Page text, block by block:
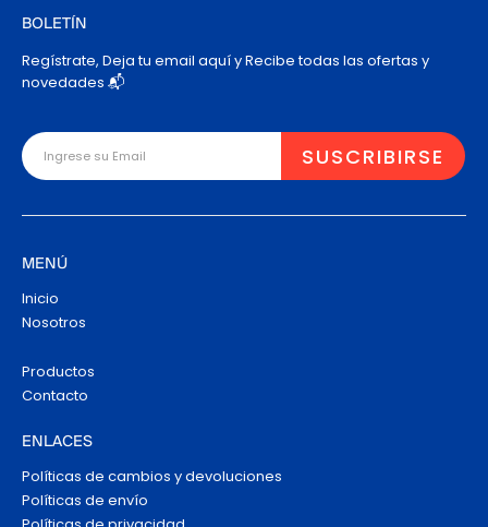
BOLETÍN
Regístrate, Deja tu email aquí y Recibe todas las ofertas y
novedades 📬
MENÚ
Inicio
Nosotros
Productos
Contacto
ENLACES
Políticas de cambios y devoluciones
Políticas de envío